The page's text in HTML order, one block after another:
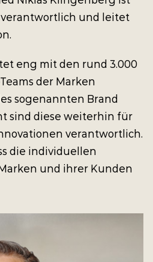
verantwortlich und leitet
eng mit den rund 3.000
der Marken
sogenannten Brand
sind diese weiterhin für
verantwortlich.
die individuellen
und ihrer Kunden